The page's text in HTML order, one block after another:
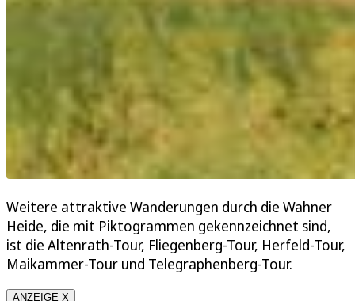
Weitere attraktive Wanderungen durch die Wahner
Heide, die mit Piktogrammen gekennzeichnet sind,
ist die Altenrath-Tour, Fliegenberg-Tour, Herfeld-Tour,
Maikammer-Tour und Telegraphenberg-Tour.
ANZEIGE X